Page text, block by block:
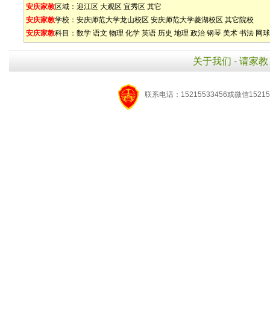
安庆家教区域： 迎江区 大观区 宜秀区 其它
安庆家教学校： 安庆师范大学龙山校区 安庆师范大学菱湖校区 其它院校
安庆家教科目： 数学 语文 物理 化学 英语 历史 地理 政治 钢琴 美术 书法 网球
关于我们 - 请家教
联系电话：15215533456或微信